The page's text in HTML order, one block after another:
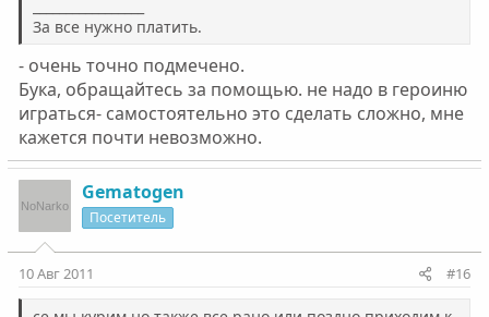
За все нужно платить.
- очень точно подмечено.
Бука, обращайтесь за помощью. не надо в героиню
играться- самостоятельно это сделать сложно, мне
кажется почти невозможно.
Gematogen
Посетитель
10 Авг 2011 #16